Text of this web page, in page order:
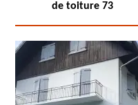
de toiture 73